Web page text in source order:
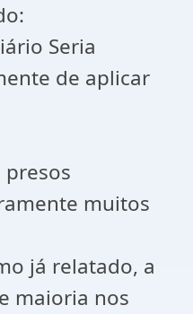
Seria
de aplicar
presos
muitos
já relatado, a
maioria nos